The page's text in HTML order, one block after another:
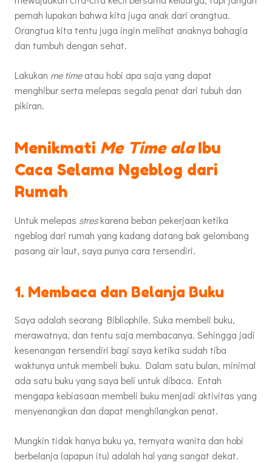
pernah lupakan bahwa kita juga anak dari orangtua.
Orangtua kita tentu juga ingin melihat anaknya bahagia
dan tumbuh dengan sehat.
Lakukan me timeatau hobi apa saja yang dapat
menghibur serta melepas segala penat dari tubuh dan
pikiran.
Menikmati MeTime alaIbu
Caca Selama Ngeblog dari
Rumah
Untuk melepas streskarena beban pekerjaan ketika
ngeblog dari rumah yang kadang datang bak gelombang
pasang air laut, saya punya cara tersendiri.
1. Membaca dan Belanja Buku
Saya adalah seorang Bibliophile. Suka membeli buku,
merawatnya, dan tentu saja membacanya. Sehingga jadi
kesenangan tersendiri bagi saya ketika sudah tiba
waktunya untuk membeli buku. Dalam satu bulan, minimal
ada satu buku yang saya beli untuk dibaca. Entah
mengapa kebiasaan membeli buku menjadi aktivitas yang
menyenangkan dan dapat menghilangkan penat.
Mungkin tidak hanya buku ya, ternyata wanita dan hobi
berbelanja (apapun itu) adalah hal yang sangat dekat.